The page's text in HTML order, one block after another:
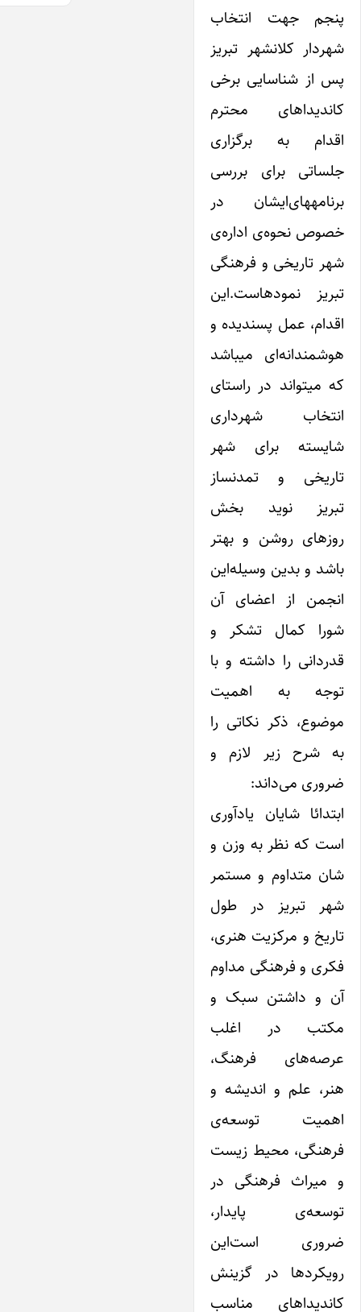
پنجم جهت انتخاب
شهردار کلانشهر تبریز
پس از شناسایی برخی
کاندیداهای محترم
اقدام به برگزاری
جلساتی برای بررسی
برنامههای‌ایشان در
خصوص نحوه‌ی اداره‌ی
شهر تاریخی و فرهنگی
تبریز نمودهاست.‌این
اقدام، عمل پسندیده و
هوشمندانه‌ای میباشد
که میتواند در راستای
انتخاب شهرداری
شایسته برای شهر
تاریخی و تمدنساز
تبریز نوید بخش
روزهای روشن و بهتر
باشد و بدین وسیله‌این
انجمن از اعضای آن
شورا کمال تشکر و
قدردانی را داشته و با
توجه به اهمیت
موضوع، ذکر نکاتی را
به شرح زیر لازم و
ضروری می‌داند:
ابتدائا شایان ‌یادآوری
است که نظر به وزن و
شان متداوم و مستمر
شهر تبریز در طول
تاریخ و مرکزیت هنری،
فکری و فرهنگی مداوم
آن و داشتن سبک و
مکتب در اغلب
عرصه‌های فرهنگ،
هنر، علم و اندیشه و
اهمیت توسعه‌ی
فرهنگی، محیط زیست
و میراث فرهنگی در
توسعه‌ی پایدار،
ضروری است‌این
رویکردها در گزینش
کاندیداهای مناسب